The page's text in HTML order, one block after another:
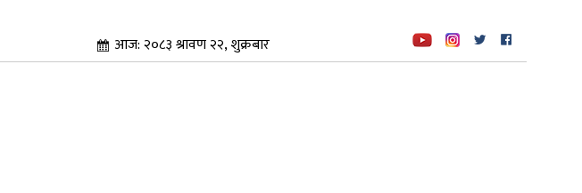
आज: २०८३ श्रावण २२, शुक्रबार